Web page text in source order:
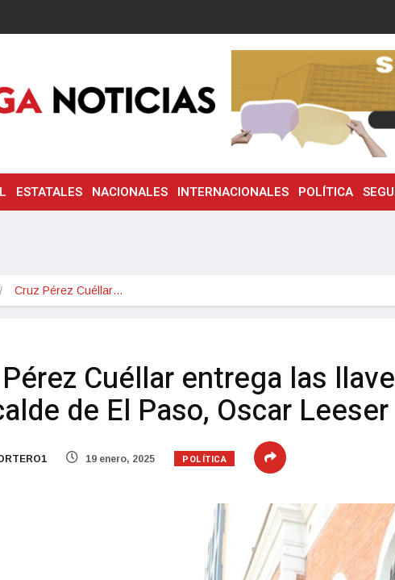
ESTATALES NACIONALES INTERNACIONALES POLÍTICA
Cruz Pérez Cuéllar…
Cuéllar entrega las
de El Paso, Oscar Leeser
19 enero, 2025 POLÍTICA